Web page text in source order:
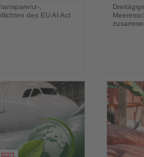
,
des EU AI Act